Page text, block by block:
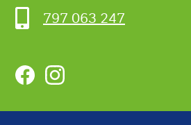
797 063 247
FacebookInstagram